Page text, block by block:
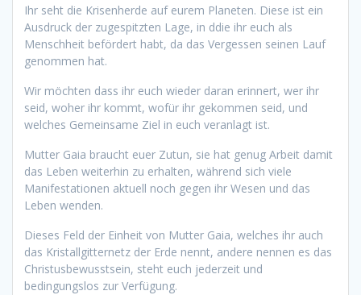
Ihr seht die Krisenherde auf eurem Planeten. Diese ist ein
Ausdruck der zugespitzten Lage, in ddie ihr euch als
Menschheit befördert habt, da das Vergessen seinen Lauf
genommen hat.
Wir möchten dass ihr euch wieder daran erinnert, wer ihr
seid, woher ihr kommt, wofür ihr gekommen seid, und
welches Gemeinsame Ziel in euch veranlagt ist.
Mutter Gaia braucht euer Zutun, sie hat genug Arbeit damit
das Leben weiterhin zu erhalten, während sich viele
Manifestationen aktuell noch gegen ihr Wesen und das
Leben wenden.
Dieses Feld der Einheit von Mutter Gaia, welches ihr auch
das Kristallgitternetz der Erde nennt, andere nennen es das
Christusbewusstsein, steht euch jederzeit und
bedingungslos zur Verfügung.